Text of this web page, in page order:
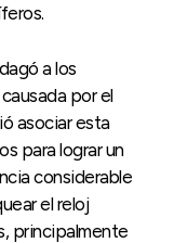
a los
por el
asociar esta
para lograr un
considerable
el reloj
principalmente